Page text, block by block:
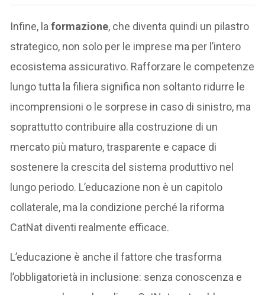
Infine, laformazione, che diventa quindi un pilastro
strategico, non solo per le imprese ma per l’intero
ecosistema assicurativo. Rafforzare le competenze
lungo tutta la filiera significa non soltanto ridurre le
incomprensioni o le sorprese in caso di sinistro, ma
soprattutto contribuire alla costruzione di un
mercato più maturo, trasparente e capace di
sostenere la crescita del sistema produttivo nel
lungo periodo. L’educazione non è un capitolo
collaterale, ma la condizione perché la riforma
CatNat diventi realmente efficace.
L’educazione è anche il fattore che trasforma
l’obbligatorietà in inclusione: senza conoscenza e